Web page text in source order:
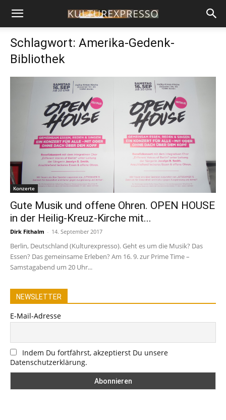
Schlagwort: Amerika-Gedenk-
Bibliothek
Konzerte
Gute Musik und offene Ohren. OPEN HOUSE
in der Heilig-Kreuz-Kirche mit...
Dirk Fithalm - 14. September 2017
Berlin, Deutschland (Kulturexpresso). Geht es um die Musik? Das
Essen? Das gemeinsame Erleben? Am 16. 9. zur Prime Time –
Samstagabend um 20 Uhr...
NEWSLETTER
E-Mail-Adresse
Indem Du fortfährst, akzeptierst Du unsere
Datenschutzerklärung.